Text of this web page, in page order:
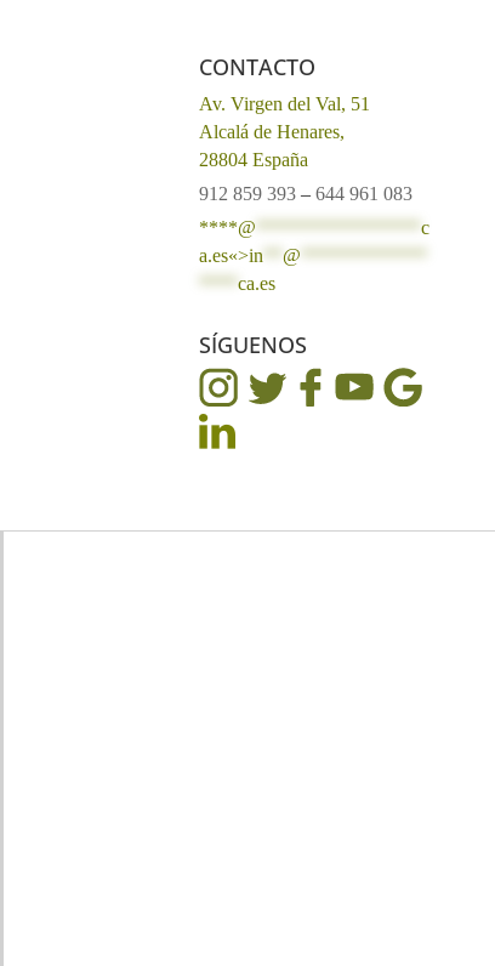
CONTACTO
Av. Virgen del Val, 51
Alcalá de Henares,
28804 España
912 859 393 –644 961 083
****@ *****************c
a.es«>in **@
****ca.es
SÍGUENOS